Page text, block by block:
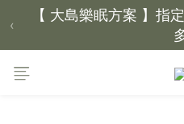
【新家入厝禮】
‹